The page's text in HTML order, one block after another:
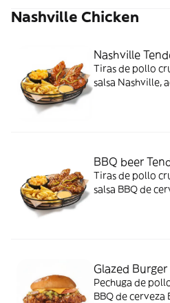
Nashville Chicken
Nashville
Tiras de pollo
salsa Nashville,
BBQ beer
Tiras de pollo
salsa BBQ de
Glazed Burger
Pechuga de
BBQ de cerveza